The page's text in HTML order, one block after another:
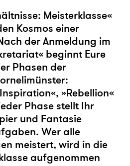
Meisterklasse«
Kosmos einer
der Anmeldung im
beginnt Eure
Phasen der
»Rebellion«
Phase stellt Ihr
und Fantasie
Wer alle
meistert, wird in die
aufgenommen